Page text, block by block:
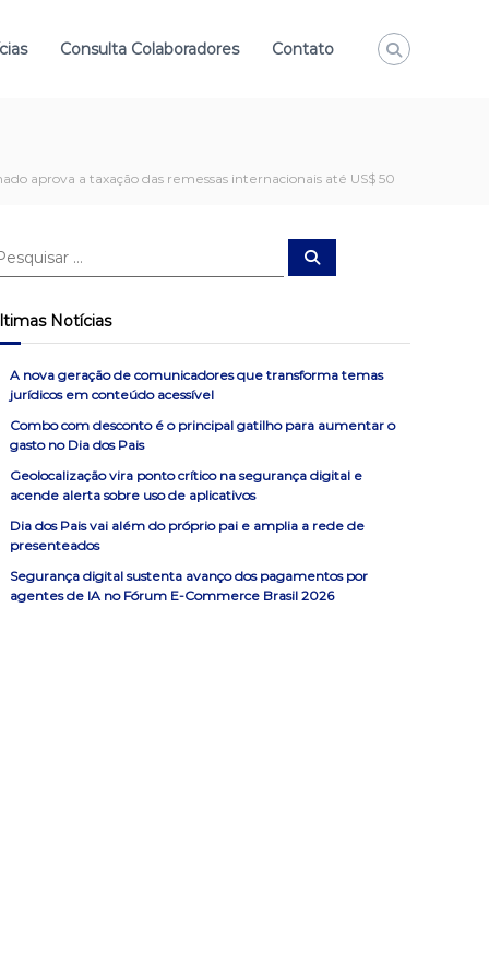
Consulta Colaboradores Contato
aprova a taxação das remessas internacionais até US$ 50
P
s
r
Notícias
A nova geração de comunicadores que transforma temas
jurídicos em conteúdo acessível
Combo com desconto é o principal gatilho para aumentar o
gasto no Dia dos Pais
Geolocalização vira ponto crítico na segurança digital e
acende alerta sobre uso de aplicativos
Dia dos Pais vai além do próprio pai e amplia a rede de
presenteados
Segurança digital sustenta avanço dos pagamentos por
agentes de IA no Fórum E-Commerce Brasil 2026